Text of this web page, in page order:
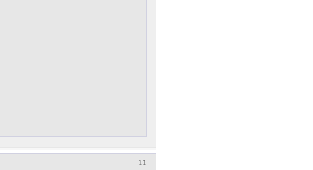
11